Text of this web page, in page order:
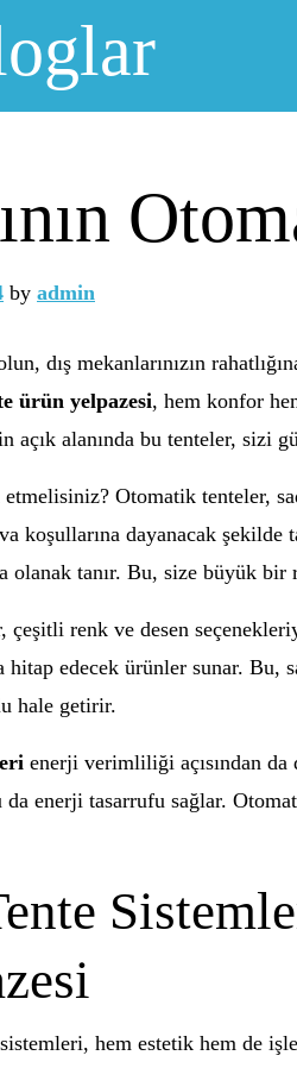
by admin
dış mekanlarınızın
ürün yelpazesi, hem konfor
açık alanında bu tenteler, sizi
Otomatik tenteler,
koşullarına dayanacak
olanak tanır. Bu, size büyük
çeşitli renk ve desen
hitap edecek ürünler sunar. Bu,
hale getirir.
enerji verimliliği açısından
enerji tasarrufu sağlar.
hem estetik hem de